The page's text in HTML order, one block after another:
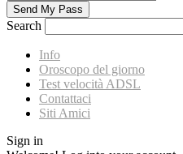
Search
Info
Oroscopo del giorno
Test velocità ADSL
Contattaci
Siti Amici
Sign in